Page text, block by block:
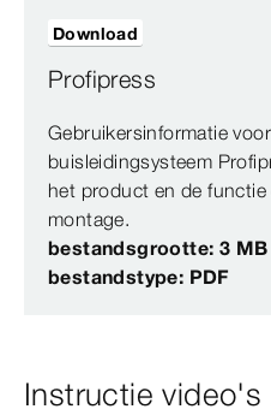
Profipress
Gebruikersinformatie
buisleidingsysteem
het product en de
montage.
bestandsgrootte: 3 MB
bestandstype: PDF
Download
Instructie video's